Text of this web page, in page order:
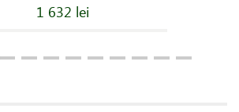
1 632 lei